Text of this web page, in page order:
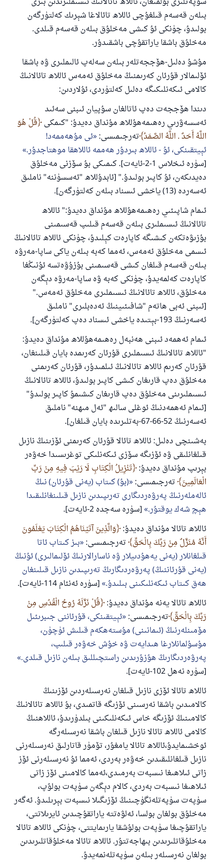
بىلەن قەسەم قىلغۇچى ئاللاھ تائالاغا شېرىك كەلتۈرگەن
بولىدۇ، چۈنكى ئۇ كىشى مەخلۇق بىلەن قەسەم قىلدى.
مەخلۇق باشقا ياراتقۇچى باشقىدۇر.
مۇشۇ دەلىل-ھۆججەتلەر بىلەن سەلەپ ئالىملىرى ۋە باشقا
ئۆلىمالار قۇرئان كەرىمنىڭ مەخلۇق ئەمەس ئاللاھ تائالانىڭ
كالامى ئىكەنلىكىگە دەلىل كەلتۈردى، ئۇلاردىن:
دىندا ھۆججەت دەپ ئاتالغان سۇپيان ئىبنى سەئىد
ئەسسەۋرىي رەھىمەھۇللاھ مۇنداق دەيدۇ: "كىمكى قُلْ هُوَ
اللَّهُ أَحَدٌ . اللَّهُ الصَّمَدُ تەرجىمىسى: ئى مۇھەممەد!
ئېيتقىنكى، ئۇ - ئاللاھ بىردۇر ھەممە ئاللاھقا موھتاجدۇر.
[سۈرە ئىخلاس 1-2-ئايەت]. كىمىكى بۇ سۆزنى مەخلۇق
دەيدىكەن، ئۇ كاپىر بولىدۇ." [ئابدۇللاھ "ئەسسۈننە" ناملىق
ئەسەردە (13) ياخشى ئىسناد بىلەن كەلتۈرگەن].
ئىمام شاپىئىي رەھىمەھۇللاھ مۇنداق دەيدۇ:" ئاللاھ
تائالانىڭ ئىسىملىرى بىلەن قەسەم قىلىپ قەسىمىنى
بۇزىۋەتكەن كىشىگە كاپارەت كېلىدۇ، چۈنكى ئاللاھ تائالانىڭ
ئىسمى مەخلۇق ئەمەس، ئەمما كەبە بىلەن ياكى ساپا-مەرۋە
بىلەن قەسەم قىلغان كىشى قەسىمىنى بۇزۇۋەتسە ئۇنىڭغا
كاپارەت كەلمەيدۇ، چۈنكى كەبە ۋە ساپا-مەرۋە دېگەن
مەخلۇق، ئاللاھ تائالانىڭ ئىسىملىرى مەخلۇق ئەمەس."
[ئىبنى ئەبى ھاتەم "شافىئىينىڭ ئەدەبلىرى" ناملىق
ئەسەرنىڭ 193-بېتىدە ياخشى ئىسناد دەپ كەلتۈرگەن].
ئىمام ئەھمەد ئىبنى ھەنبەل رەھىمەھۇللاھ مۇنداق دەيدۇ:
"ئاللاھ تائالانىڭ ئىسىملىرى قۇرئان كەرىمدە بايان قىلىنغان،
قۇرئان كەرىم ئاللاھ تائالانىڭ ئىلمىدۇر، قۇرئان كەرىمنى
مەخلۇق دەپ قارىغان كىشى كاپىر بولىدۇ، ئاللاھ تائالانىڭ
ئىسىملىرىنى مەخلۇق دەپ قارىغان كىشىمۇ كاپىر بولىدۇ"
[ئىمام ئەھمەدنىڭ ئوغلى سالىھ "ئەل مىھنە" ناملىق
ئەسەرنىڭ 52-66-67-بەتلىرىدە بايان قىلغان].
بەشىنچى دەلىل: ئاللاھ تائالا قۇرئان كەرىمنى ئۆزىنىڭ نازىل
قىلغانلىقى ۋە ئۆزىگە سۆزى ئىكەنلىكى توغرىسىدا خەۋەر
بېرىپ مۇنداق دەيدۇ: تَنْزِيلُ الْكِتَابِ لَا رَيْبَ فِيهِ مِنْ رَبِّ
الْعَالَمِينَ تەرجىمىسى: (بۇ) كىتاب (يەنى قۇرئان) نىڭ
ئالەملەرنىڭ پەرۋەردىگارى تەرىپىدىن نازىل قىلىنغانلىقىدا
ھېچ شەك يوقتۇر. [سۈرە سەجدە 2-ئايەت].
ئاللاھ تائالا مۇنداق دەيدۇ: وَالَّذِينَ آتَيْنَاهُمُ الْكِتَابَ يَعْلَمُونَ
أَنَّهُ مُنَزَّلٌ مِنْ رَبِّكَ بِالْحَقِّ تەرجىمىسى: بىز كىتاب ئاتا
قىلغانلار (يەنى يەھۇدىيلار ۋە ناسارالارنىڭ ئۆلىمالىرى) ئۇنىڭ
(يەنى قۇرئاننىڭ) پەرۋەردىگارىڭ تەرىپىدىن نازىل قىلىنغان
ھەق كىتاب ئىكەنلىكىنى بىلىدۇ. [سۈرە ئەنئام 114-ئايەت].
ئاللاھ تائالا يەنە مۇنداق دەيدۇ: قُلْ نَزَّلَهُ رُوحُ الْقُدُسِ مِنْ
رَبِّكَ بِالْحَقِّ تەرجىمىسى: ئېيتقىنكى، قۇرئاننى جىبرىئىل
مۆمىنلەرنىڭ (ئىمانىنى) مۇستەھكەم قىلىش ئۈچۈن،
مۇسۇلمانلارغا ھىدايەت ۋە خۇش خەۋەر قىلىپ،
پەرۋەردىگارىڭ ھۇزۇرىدىن راستچىللىق بىلەن نازىل قىلدى.
[سۈرە نەھل 102-ئايەت].
ئاللاھ تائالا ئۆزى نازىل قىلغان نەرسىلەردىن ئۆزىنىڭ
كالامىدىن باشقا نەرسىنى ئۆزىگە قاتمىدى، بۇ ئاللاھ تائالانىڭ
كالامىنىڭ ئۆزىگە خاس ئىكەنلىكىنى بىلدۈرىدۇ، ئاللاھنىڭ
كالامى ئاللاھ تائالا نازىل قىلغان باشقا نەرسىلەرگە
ئوخشىمايدۇ،ئاللاھ تائالا يامغۇر، تۆمۈر قاتارلىق نەرسىلەرنى
نازىل قىلغانلىقىدىن خەۋەر بەردى، ئەمما ئۇ نەرسىلەرنى ئۆز
زاتى ئىلاھىغا نىسبەت بەرمىدى،ئەمما كالامىنى ئۆز زاتى
ئىلاھىغا نىسبەت بەردى، كالام دېگەن سۈپەت بولۇپ،
سۈپەت سۈپەتلەنگۈچىنىڭ ئۆزىگىلا نىسبەت بېرىلىدۇ. ئەگەر
مەخلۇق بولغان بولسا، ئەلۋەتتە ياراتقۇچىدىن ئايرىلاتتى،
ياراتقۇچىغا سۈپەت بولۇشقا يارىمايتتى، چۈنكى ئاللاھ تائالا
مەخلۇقاتلىرىدىن بىھاجەتتۇر. ئاللاھ تائالا مەخلۇقاتلىرىدىن
بولغان نەرسىلەر بىلەن سۈپەتلەنمەيدۇ.
ئوخشاش ساۋاپقا ئېرىشىدۇ
مۇسلىم رىۋايەت قىلغان (1893) ھەدىس
ئىئائە